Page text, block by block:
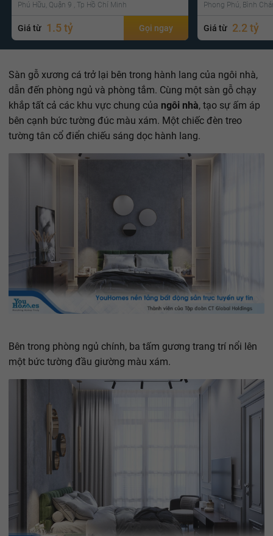
Phú Hữu, Quận 9 , Tp Hồ Chí Minh
Giá từ 1.5 tỷ Gọi ngay
Phong Phú, Bình
Giá từ 2.2 tỷ
Sàn gỗ xương cá trở lại bên trong hành lang của ngôi nhà,
dẫn đến phòng ngủ và phòng tắm. Cùng một sàn gỗ chạy
khắp tất cả các khu vực chung của ngôi nhà, tạo sự ấm áp
bên cạnh bức tường đúc màu xám. Một chiếc đèn treo
tường tân cổ điển chiếu sáng dọc hành lang.
Bên trong phòng ngủ chính, ba tấm gương trang trí nổi lên
một bức tường đầu giường màu xám.